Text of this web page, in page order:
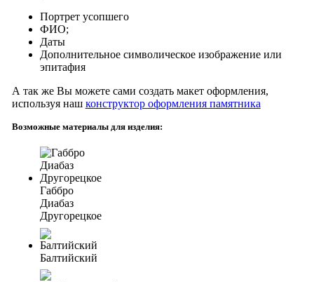
Портрет усопшего
ФИО;
Даты
Дополнительное символическое изображение или
эпитафия
А так же Вы можете сами создать макет оформления,
используя наш конструктор оформления памятника
Возможные материалы для изделия:
Габбро
Диабаз
Другорецкое
Балтийский